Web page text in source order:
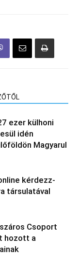
ezer külhoni
idén
Magyarul
kérdezz-
társulatával
Csoport
hozott a